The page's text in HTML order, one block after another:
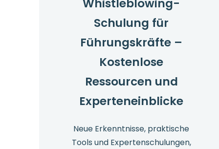
Tipps
Whistleblowing-
Schulung für
Führungskräfte –
Kostenlose
Ressourcen und
Experteneinblicke
Neue Erkenntnisse, praktische
Tools und Expertenschulungen,